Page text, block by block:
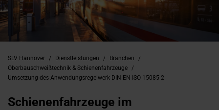
SLV Hannover / Dienstleistungen / Branchen
/
Oberbauschweißtechnik & Schienenfahrzeuge
/
Umsetzung des Anwendungsregelwerk DIN EN ISO 15085-2
Schienenfahrzeuge im